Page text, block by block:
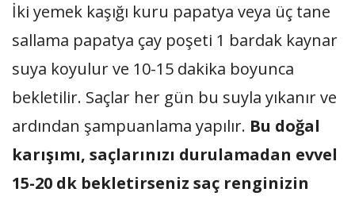
İki yemek kaşığı kuru papatya veya üç tane
sallama papatya çay poşeti 1 bardak kaynar
suya koyulur ve 10-15 dakika boyunca
bekletilir. Saçlar her gün bu suyla yıkanır ve
ardından şampuanlama yapılır. Bu doğal
karışımı, saçlarınızı durulamadan evvel
15-20 dk bekletirseniz saç renginizin